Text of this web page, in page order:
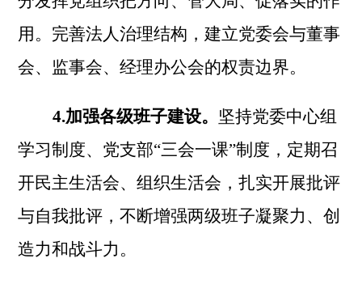
用。完善法人治理结构，建立党委会与董事
会、监事会、经理办公会的权责边界。
4.加强各级班子建设。 坚持党委中心组
学习制度、党支部“三会一课”制度，定期召
开民主生活会、组织生活会，扎实开展批评
与自我批评，不断增强两级班子凝聚力、创
造力和战斗力。